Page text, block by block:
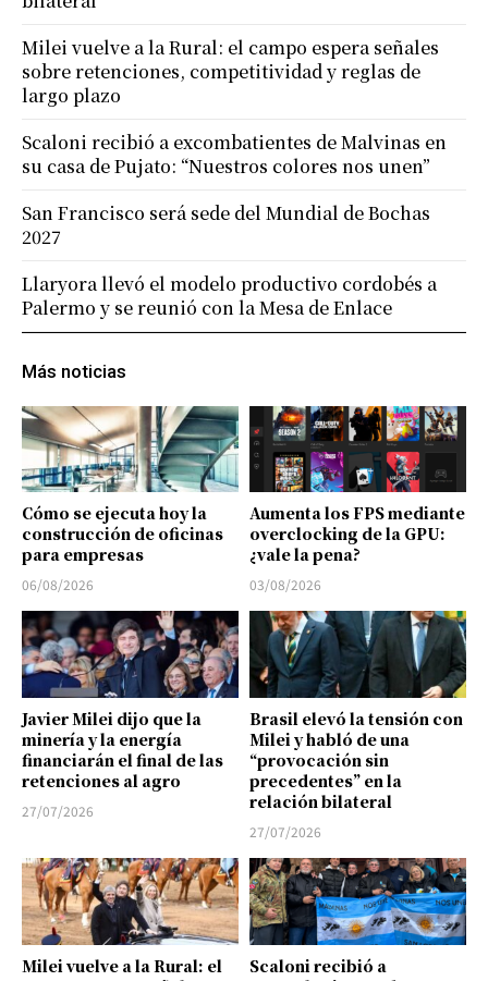
Más noticias
Cómo se ejecuta hoy la
construcción de oficinas
para empresas
06/08/2026
Aumenta los FPS mediante
overclocking de la GPU:
¿vale la pena?
03/08/2026
Javier Milei dijo que la
minería y la energía
financiarán el final de las
retenciones al agro
27/07/2026
Brasil elevó la tensión con
Milei y habló de una
“provocación sin
precedentes” en la
relación bilateral
27/07/2026
Milei vuelve a la Rural: el
Scaloni recibió a
Milei vuelve a la Rural: el campo espera señales
sobre retenciones, competitividad y reglas de
largo plazo
Scaloni recibió a excombatientes de Malvinas en
su casa de Pujato: “Nuestros colores nos unen”
San Francisco será sede del Mundial de Bochas
2027
Llaryora llevó el modelo productivo cordobés a
Palermo y se reunió con la Mesa de Enlace